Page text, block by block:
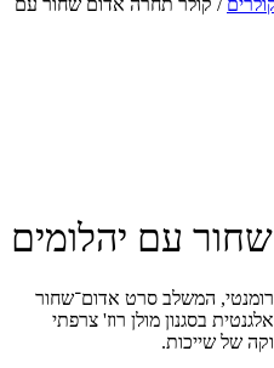
עם יהלומים
המשלב סרט אדום־שחור
בסגנון מולן רוז' צרפתי
של שייכות.